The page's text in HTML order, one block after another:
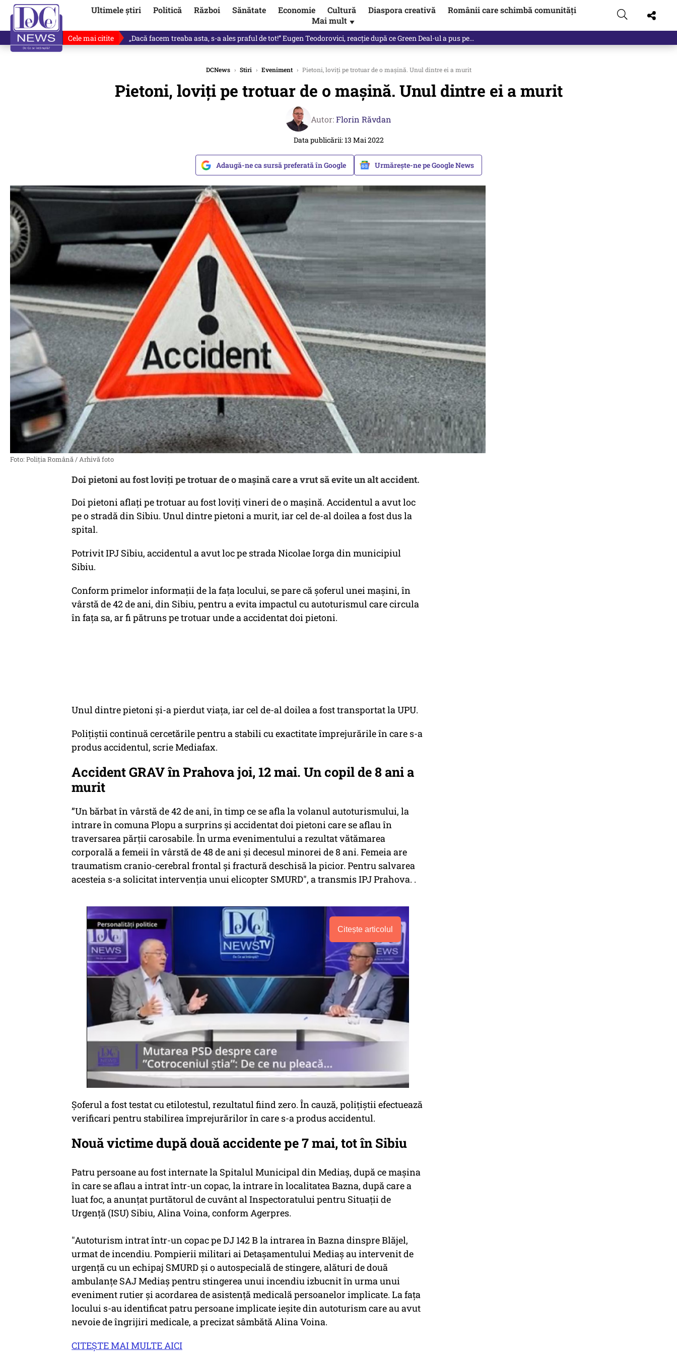
Ultimele știri Politică Război Sănătate Economie Cultură Diaspora creativă
Românii care schimbă comunități
Mai mult ▼
Cele mai citite Victor Ponta, anunț despre noul partid și viitorul său politic / video
DCNews › Stiri › Eveniment › Pietoni, loviţi pe trotuar de o maşină. Unul dintre ei a murit
Pietoni, loviţi pe trotuar de o maşină. Unul dintre ei a murit
Autor:Florin Răvdan
Data publicării: 13 Mai 2022
Adaugă-ne ca sursă preferată în Google Urmărește-ne pe Google News
Foto: Poliţia Română / Arhivă foto
Doi pietoni au fost loviţi pe trotuar de o maşină care a vrut să evite un alt accident.
Doi pietoni aflați pe trotuar au fost loviți vineri de o mașină. Accidentul a avut loc
pe o stradă din Sibiu. Unul dintre pietoni a murit, iar cel de-al doilea a fost dus la
spital.
Potrivit IPJ Sibiu, accidentul a avut loc pe strada Nicolae Iorga din municipiul
Sibiu.
Conform primelor informații de la fața locului, se pare că șoferul unei mașini, în
vârstă de 42 de ani, din Sibiu, pentru a evita impactul cu autoturismul care circula
în fața sa, ar fi pătruns pe trotuar unde a accidentat doi pietoni.
Unul dintre pietoni și-a pierdut viața, iar cel de-al doilea a fost transportat la UPU.
Polițiștii continuă cercetările pentru a stabili cu exactitate împrejurările în care s-a
produs accidentul, scrie Mediafax.
Accident GRAV în Prahova joi, 12 mai. Un copil de 8 ani a
murit
”Un bărbat în vârstă de 42 de ani, în timp ce se afla la volanul autoturismului, la
intrare în comuna Plopu a surprins și accidentat doi pietoni care se aflau în
traversarea părții carosabile. În urma evenimentului a rezultat vătămarea
corporală a femeii în vârstă de 48 de ani și decesul minorei de 8 ani. Femeia are
traumatism cranio-cerebral frontal și fractură deschisă la picior. Pentru salvarea
acesteia s-a solicitat intervenția unui elicopter SMURD", a transmis IPJ Prahova. .
Citește articolul
Șoferul a fost testat cu etilotestul, rezultatul fiind zero. În cauză, poliţiştii efectuează
verificari pentru stabilirea împrejurărilor în care s-a produs accidentul.
Nouă victime după două accidente pe 7 mai, tot în Sibiu
Patru persoane au fost internate la Spitalul Municipal din Mediaş, după ce maşina
în care se aflau a intrat într-un copac, la intrare în localitatea Bazna, după care a
luat foc, a anunţat purtătorul de cuvânt al Inspectoratului pentru Situaţii de
Urgenţă (ISU) Sibiu, Alina Voina, conform Agerpres.
"Autoturism intrat într-un copac pe DJ 142 B la intrarea în Bazna dinspre Blăjel,
urmat de incendiu. Pompierii militari ai Detaşamentului Mediaş au intervenit de
urgenţă cu un echipaj SMURD şi o autospecială de stingere, alături de două
ambulanţe SAJ Mediaş pentru stingerea unui incendiu izbucnit în urma unui
eveniment rutier şi acordarea de asistenţă medicală persoanelor implicate. La faţa
locului s-au identificat patru persoane implicate ieşite din autoturism care au avut
nevoie de îngrijiri medicale, a precizat sâmbătă Alina Voina.
CITEŞTE MAI MULTE AICI